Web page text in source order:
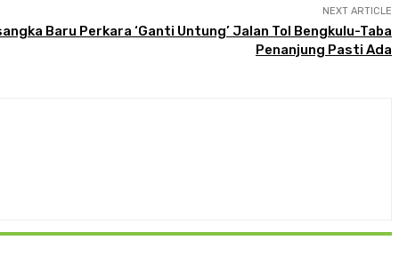
NEXT ARTICLE
Baru Perkara ‘Ganti Untung’ Jalan Tol Bengkulu-Taba
Penanjung Pasti Ada